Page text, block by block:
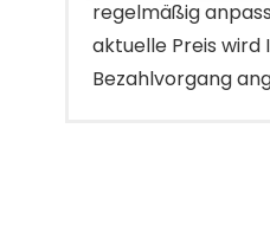
regelmäßig
aktuelle Preis wird
Bezahlvorgang